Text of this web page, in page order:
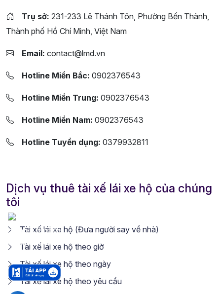
Trụ sở: 231-233 Lê Thánh Tôn, Phường Bến Thành,
Thành phố Hồ Chí Minh, Việt Nam
Email: contact@lmd.vn
Hotline Miền Bắc: 0902376543
Hotline Miền Trung: 0902376543
Hotline Miền Nam: 0902376543
Hotline Tuyển dụng: 0379932811
Dịch vụ thuê tài xế lái xe hộ của chúng
tôi
Tài xế lái xe hộ (Đưa người say về nhà)
Tài xế lái xe hộ theo giờ
Tài xế lái xe hộ theo ngày
Tài xế lái xe hộ theo yêu cầu